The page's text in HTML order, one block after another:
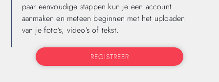
paar eenvoudige stappen kun je een account
aanmaken en meteen beginnen met het uploaden
van je foto’s, video’s of tekst.
REGISTREER